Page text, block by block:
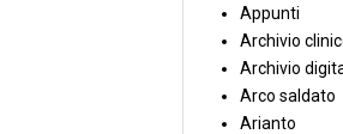
Appunti
Archivio
Archivio
Arco saldato
Arianto